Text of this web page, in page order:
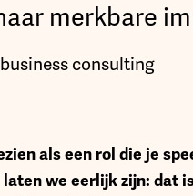
merkbare
consulting
als een rol die je
we eerlijk zijn: dat